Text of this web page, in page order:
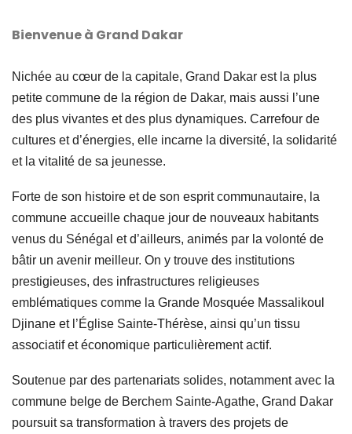
Bienvenue à Grand Dakar
Nichée au cœur de la capitale, Grand Dakar est la plus
petite commune de la région de Dakar, mais aussi l’une
des plus vivantes et des plus dynamiques. Carrefour de
cultures et d’énergies, elle incarne la diversité, la solidarité
et la vitalité de sa jeunesse.
Forte de son histoire et de son esprit communautaire, la
commune accueille chaque jour de nouveaux habitants
venus du Sénégal et d’ailleurs, animés par la volonté de
bâtir un avenir meilleur. On y trouve des institutions
prestigieuses, des infrastructures religieuses
emblématiques comme la Grande Mosquée Massalikoul
Djinane et l’Église Sainte-Thérèse, ainsi qu’un tissu
associatif et économique particulièrement actif.
Soutenue par des partenariats solides, notamment avec la
commune belge de Berchem Sainte-Agathe, Grand Dakar
poursuit sa transformation à travers des projets de